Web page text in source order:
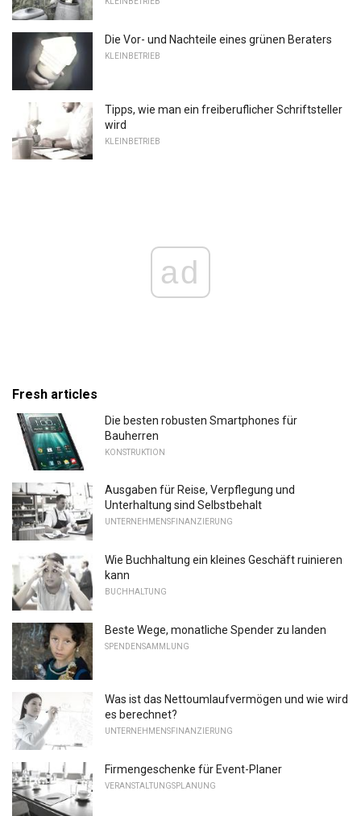
Die Vor- und Nachteile eines grünen Beraters
KLEINBETRIEB
Tipps, wie man ein freiberuflicher Schriftsteller
wird
KLEINBETRIEB
ad
Fresh articles
Die besten robusten Smartphones für
Bauherren
KONSTRUKTION
Ausgaben für Reise, Verpflegung und
Unterhaltung sind Selbstbehalt
UNTERNEHMENSFINANZIERUNG
Wie Buchhaltung ein kleines Geschäft ruinieren
kann
BUCHHALTUNG
Beste Wege, monatliche Spender zu landen
SPENDENSAMMLUNG
Was ist das Nettoumlaufvermögen und wie wird
es berechnet?
UNTERNEHMENSFINANZIERUNG
Firmengeschenke für Event-Planer
VERANSTALTUNGSPLANUNG